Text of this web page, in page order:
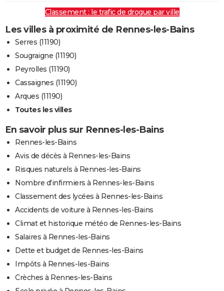
Classement : le trafic de drogue par ville
Les villes à proximité de Rennes-les-Bains
Serres (11190)
Sougraigne (11190)
Peyrolles (11190)
Cassaignes (11190)
Arques (11190)
Toutes les villes
En savoir plus sur Rennes-les-Bains
Rennes-les-Bains
Avis de décès à Rennes-les-Bains
Risques naturels à Rennes-les-Bains
Nombre d'infirmiers à Rennes-les-Bains
Classement des lycées à Rennes-les-Bains
Accidents de voiture à Rennes-les-Bains
Climat et historique météo de Rennes-les-Bains
Salaires à Rennes-les-Bains
Dette et budget de Rennes-les-Bains
Impôts à Rennes-les-Bains
Crèches à Rennes-les-Bains